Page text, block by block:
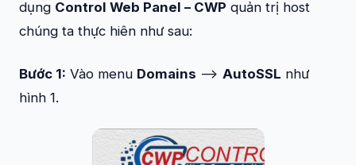
dụng Control Web Panel – CWP quản trị host
chúng ta thực hiên như sau:
Bước 1: Vào menu Domains –> AutoSSL như
hình 1.